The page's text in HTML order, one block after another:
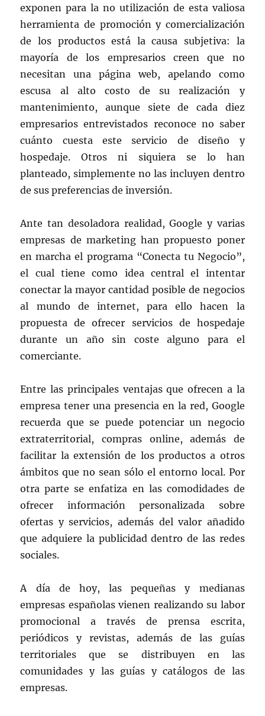
exponen para la no utilización de esta valiosa
herramienta de promoción y comercialización
de los productos está la causa subjetiva: la
mayoría de los empresarios creen que no
necesitan una página web, apelando como
escusa al alto costo de su realización y
mantenimiento, aunque siete de cada diez
empresarios entrevistados reconoce no saber
cuánto cuesta este servicio de diseño y
hospedaje. Otros ni siquiera se lo han
planteado, simplemente no las incluyen dentro
de sus preferencias de inversión.
Ante tan desoladora realidad, Google y varias
empresas de marketing han propuesto poner
en marcha el programa “Conecta tu Negocio”,
el cual tiene como idea central el intentar
conectar la mayor cantidad posible de negocios
al mundo de internet, para ello hacen la
propuesta de ofrecer servicios de hospedaje
durante un año sin coste alguno para el
comerciante.
Entre las principales ventajas que ofrecen a la
empresa tener una presencia en la red, Google
recuerda que se puede potenciar un negocio
extraterritorial, compras online, además de
facilitar la extensión de los productos a otros
ámbitos que no sean sólo el entorno local. Por
otra parte se enfatiza en las comodidades de
ofrecer información personalizada sobre
ofertas y servicios, además del valor añadido
que adquiere la publicidad dentro de las redes
sociales.
A día de hoy, las pequeñas y medianas
empresas españolas vienen realizando su labor
promocional a través de prensa escrita,
periódicos y revistas, además de las guías
territoriales que se distribuyen en las
comunidades y las guías y catálogos de las
empresas.